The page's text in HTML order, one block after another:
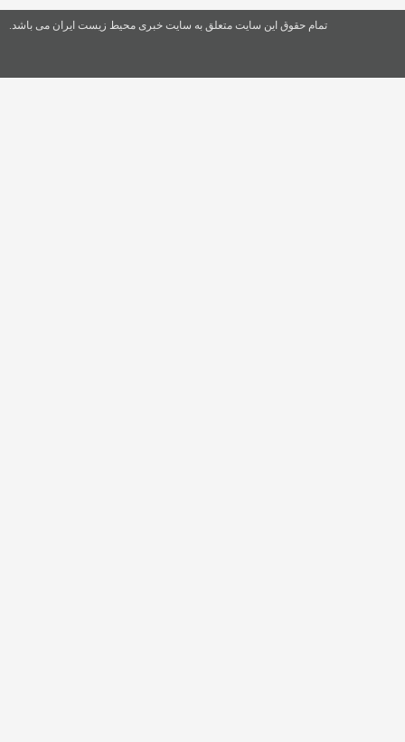
تمام حقوق این سایت متعلق به سایت خبری محیط زیست ایران می باشد.